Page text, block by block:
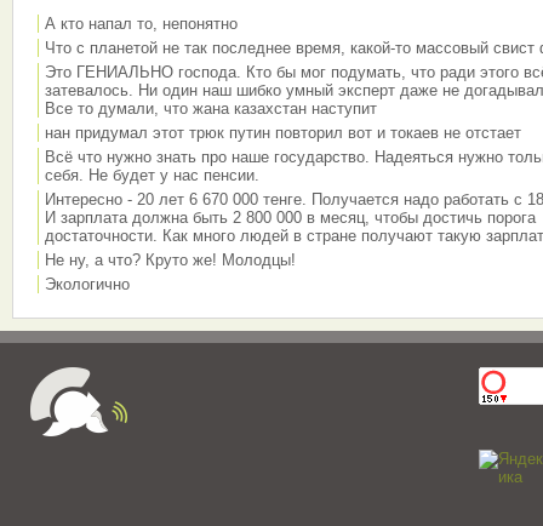
А кто напал то, непонятно
Что с планетой не так последнее время, какой-то массовый свист
Это ГЕНИАЛЬНО господа. Кто бы мог подумать, что ради этого
затевалось. Ни один наш шибко умный эксперт даже не
Все то думали, что жана казахстан наступит
нан придумал этот трюк путин повторил вот и токаев не отстает
Всё что нужно знать про наше государство. Надеяться нужно
себя. Не будет у нас пенсии.
Интересно - 20 лет 6 670 000 тенге. Получается надо работать с
И зарплата должна быть 2 800 000 в месяц, чтобы достичь порога
достаточности. Как много людей в стране получают такую
Не ну, а что? Круто же! Молодцы!
Экологично